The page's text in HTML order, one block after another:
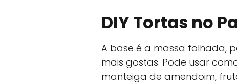
DIY Tortas no
A base é a massa folhada,
mais gostas. Pode usar
manteiga de amendoim,